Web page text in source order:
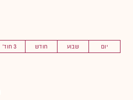
יום שבוע חודש 3 חוד'